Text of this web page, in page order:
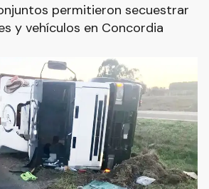
permitieron secuestrar
y vehículos en Concordia